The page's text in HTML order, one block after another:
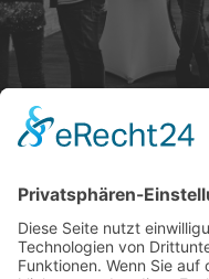
Du willst